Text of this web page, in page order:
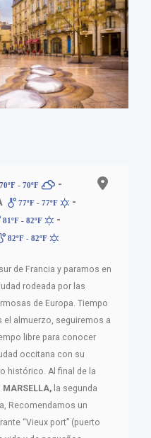
70ºF - 70ºF
-
77ºF - 77ºF
-
81ºF - 82ºF
-
82ºF - 82ºF
de Francia y paramos en
rodeada por las
de Europa. Tiempo
el almuerzo, seguiremos a
libre para conocer
occitana con su
histórico. Al final de la
MARSELLA, la segunda
Recomendamos un
“Vieux port” (puerto